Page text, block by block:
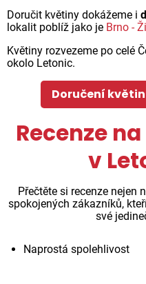
Doručit květiny dokážeme i
lokalit poblíž jako je Brno -
Květiny rozvezeme po celé
okolo Letonic.
Doručení
Recenze
v
Přečtěte si recenze nejen
spokojených zákazníků,
své
Naprostá spolehlivost